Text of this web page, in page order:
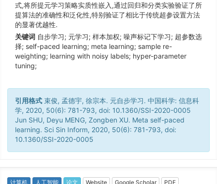
式,将所提元学习策略实质性嵌入,通过回归和分类实验验证了所
提算法的准确性和泛化性,特别验证了相比于传统超参设置方法
的显著优越性.
关键词 自步学习; 元学习; 样本加权; 噪声标记下学习; 超参数选
择; self-paced learning; meta learning; sample re-
weighting; learning with noisy labels; hyper-parameter
tuning;
引用格式 束俊, 孟德宇, 徐宗本. 元自步学习. 中国科学: 信息科
学, 2020, 50(6): 781-793, doi: 10.1360/SSI-2020-0005
Jun SHU, Deyu MENG, Zongben XU. Meta self-paced
learning. Sci Sin Inform, 2020, 50(6): 781-793, doi:
10.1360/SSI-2020-0005
计算机 人工智能 论文 Website Google Scholar PDF